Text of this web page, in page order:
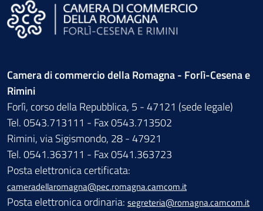
Camera di commercio della Romagna - Forlì-Cesena e
Rimini
Forlì, corso della Repubblica, 5 - 47121 (sede legale)
Tel. 0543.713111 - Fax 0543.713502
Rimini, via Sigismondo, 28 - 47921
Tel. 0541.363711 - Fax 0541.363723
Posta elettronica certificata:
cameradellaromagna@pec.romagna.camcom.it
Posta elettronica ordinaria: segreteria@romagna.camcom.it